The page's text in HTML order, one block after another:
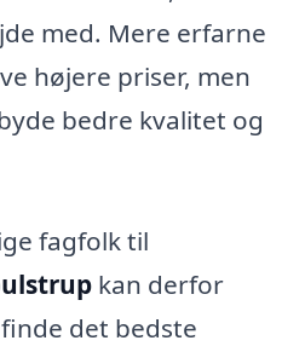
med. Mere erfarne
højere priser, men
bedre kvalitet og
fagfolk til
kan derfor
det bedste